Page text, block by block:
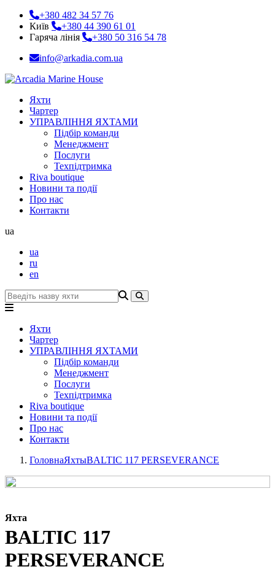
+380 482 34 57 76
Київ
+380 44 390 61 01
Гаряча лінія
+380 50 316 54 78
info@arkadia.com.ua
Яхти
Чартер
УПРАВЛІННЯ ЯХТАМИ
Підбір команди
Менеджмент
Послуги
Техпідтримка
Riva boutique
Новини та події
Про нас
Контакти
ua
ua
ru
en
Яхти
Чартер
УПРАВЛІННЯ ЯХТАМИ
Підбір команди
Менеджмент
Послуги
Техпідтримка
Riva boutique
Новини та події
Про нас
Контакти
ГоловнаЯхтыBALTIC 117 PERSEVERANCE
Яхта
BALTIC 117
PERSEVERANCE